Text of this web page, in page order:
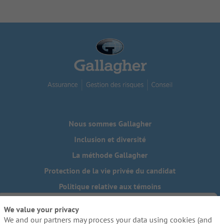
Nous sommes Gallagher
Inclusion et diversité
La méthode Gallagher
Protection de la vie privée du candidat
Politique relative aux témoins
Besoin de mesures d'adaptation raisonnables pour
We value your privacy
We and our partners may process your data using cookies (and